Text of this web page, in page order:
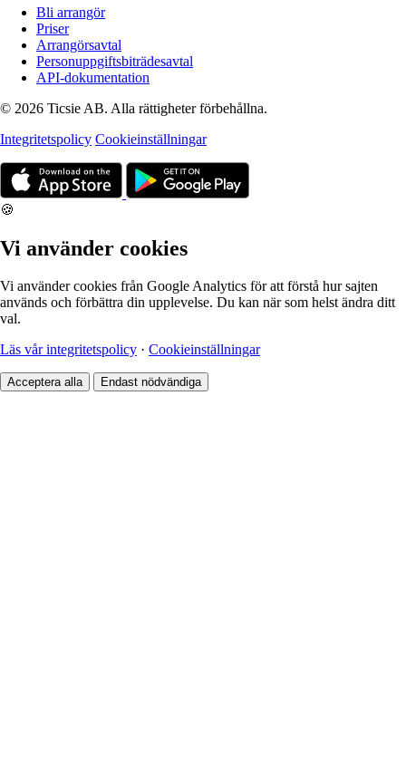
Bli arrangör
Priser
Arrangörsavtal
Personuppgiftsbiträdesavtal
API-dokumentation
© 2026 Ticsie AB. Alla rättigheter förbehållna.
Integritetspolicy Cookieinställningar
🍪
Vi använder cookies
Vi använder cookies från Google Analytics för att förstå hur sajten
används och förbättra din upplevelse. Du kan när som helst ändra ditt
val.
Läs vår integritetspolicy · Cookieinställningar
Acceptera alla Endast nödvändiga